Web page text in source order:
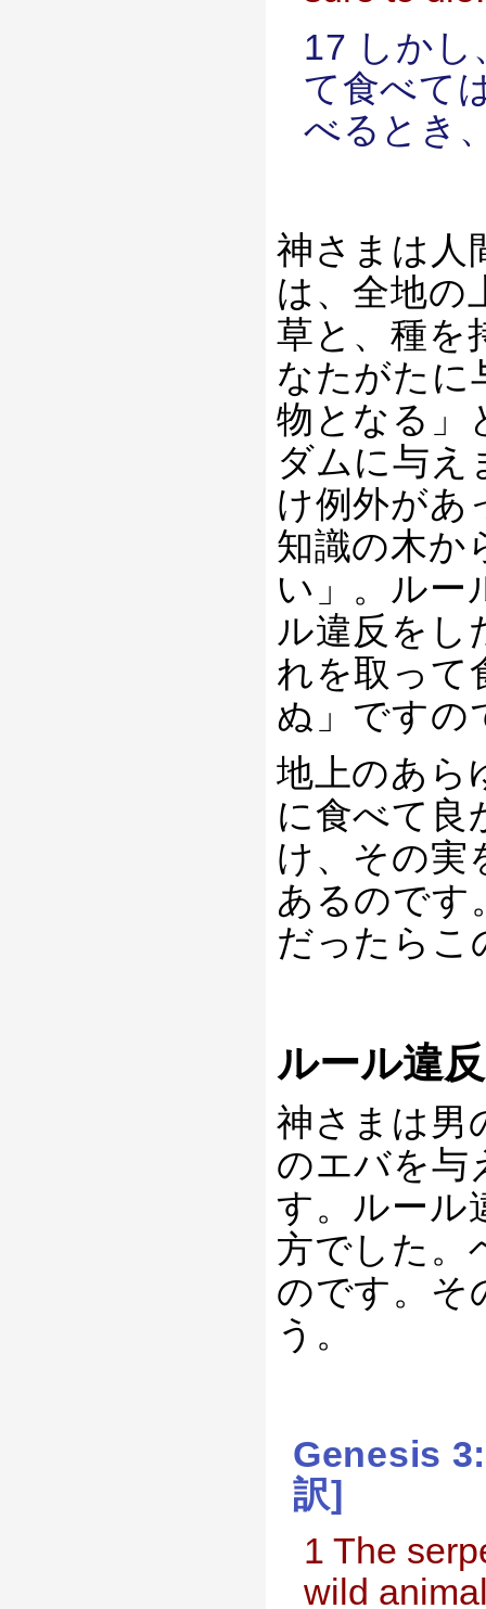
17 しかし
て食べて
べるとき
神さまは人
は、全地の
草と、種を
なたがたに
物となる」
ダムに与え
け例外があ
知識の木か
い」。ルー
ル違反をし
れを取って
ぬ」ですの
地上のあら
に食べて良
け、その実
あるのです
だったらこ
ルール違反
神さまは男
のエバを与
す。ルール
方でした。
のです。そ
う。
Genesis
訳]
1 The
wild